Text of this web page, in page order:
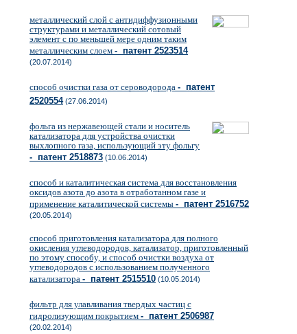
металлический слой с антидиффузионными
структурами и металлический сотовый
элемент с по меньшей мере одним таким
металлическим слоем - патент 2523514
(20.07.2014)
способ очистки газа от сероводорода - патент
2520554(27.06.2014)
фольга из нержавеющей стали и носитель
катализатора для устройства очистки
выхлопного газа, использующий эту фольгу
- патент 2518873 (10.06.2014)
способ и каталитическая система для восстановления
оксидов азота до азота в отработанном газе и
применение каталитической системы - патент 2516752
(20.05.2014)
способ приготовления катализатора для полного
окисления углеводородов, катализатор, приготовленный
по этому способу, и способ очистки воздуха от
углеводородов с использованием полученного
катализатора - патент 2515510 (10.05.2014)
фильтр для улавливания твердых частиц с
гидролизующим покрытием - патент 2506987
(20.02.2014)